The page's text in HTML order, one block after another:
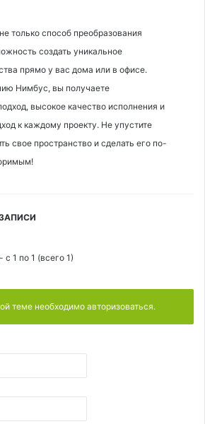
только способ преобразования
создать уникальное
прямо у вас дома или в офисе.
Нимбус, вы получаете
высокое качество исполнения и
к каждому проекту. Не упустите
свое пространство и сделать его по-
1 по 1 (всего 1)
теме необходимо авторизоваться.